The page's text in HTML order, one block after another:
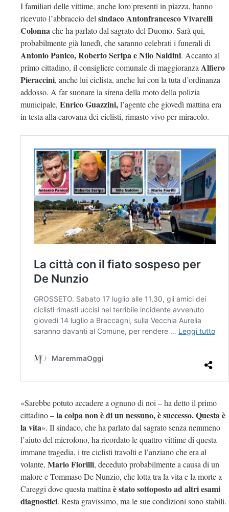
I familiari delle vittime, anche loro presenti in piazza, hanno
ricevuto l’abbraccio delsindaco Antonfrancesco Vivarelli
Colonnache ha parlato dal sagrato del Duomo. Sarà qui,
probabilmente già lunedì, che saranno celebrati i funerali di
Antonio Panico, Roberto Seripa e Nilo Naldini. Accanto al
primo cittadino, il consigliere comunale di maggioranzaAlfiero
Pieraccini, anche lui ciclista, anche lui con la tuta d’ordinanza
addosso. A far suonare la sirena della moto della polizia
municipale, Enrico Guazzini,l’agente che giovedì mattina era
in testa alla carovana dei ciclisti, rimasto vivo per miracolo.
«Sarebbe potuto accadere a ognuno di noi – ha detto il primo
cittadino –la colpa non è di un nessuno, è successo. Questa è
la vita». Il sindaco, che ha parlato dal sagrato senza nemmeno
l’aiuto del microfono, ha ricordato le quattro vittime di questa
immane tragedia, i tre ciclisti travolti e l’anziano che era al
volante, Mario Fiorilli, deceduto probabilmente a causa di un
malore e Tommaso De Nunzio, che lotta tra la vita e la morte a
Careggi dove questa mattinaè stato sottoposto ad altri esami
diagnostici. Resta gravissimo, ma le sue condizioni sono stabili.